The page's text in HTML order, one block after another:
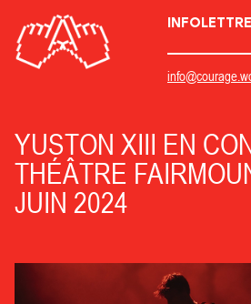
INFOLETTRE
YUSTON XIII EN
THÉÂTRE
JUIN 2024